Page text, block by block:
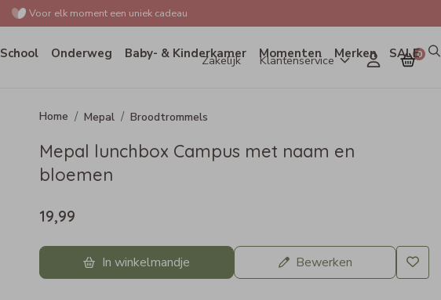
Voor elk moment een uniek cadeau
Zakelijk Klantenservice 0
School Onderweg Baby- & Kinderkamer Momenten Merken SALE
Mepal Broodtrommels
Mepal lunchbox Campus met naam en
bloemen
19,99
In winkelmandje Bewerken